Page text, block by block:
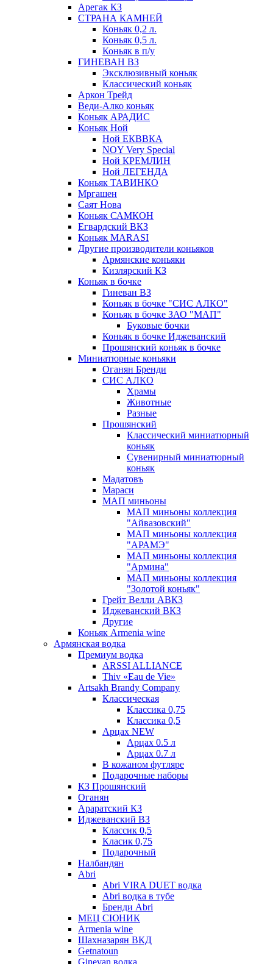
Арегак КЗ
СТРАНА КАМНЕЙ
Коньяк 0,2 л.
Коньяк 0,5 л.
Коньяк в п/у
ГИНЕВАН ВЗ
Эксклюзивный коньяк
Классический коньяк
Аркон Трейд
Веди-Алко коньяк
Коньяк АРАДИС
Коньяк Ной
Ной ЕКВВКА
NOY Very Special
Ной КРЕМЛИН
Ной ЛЕГЕНДА
Коньяк ТАВИНКО
Мргашен
Саят Нова
Коньяк САМКОН
Егвардский ВКЗ
Коньяк MARASI
Другие производители коньяков
Армянские коньяки
Кизлярский КЗ
Коньяк в бочке
Гиневан ВЗ
Коньяк в бочке "СИС АЛКО"
Коньяк в бочке ЗАО "МАП"
Буковые бочки
Коньяк в бочке Иджеванский
Прошянский коньяк в бочке
Миниатюрные коньяки
Оганян Бренди
СИС АЛКО
Храмы
Животные
Разные
Прошянский
Классический миниатюрный
коньяк
Сувенирный миниатюрный
коньяк
Мадатовъ
Мараси
МАП миньоны
МАП миньоны коллекция
"Айвазовский"
МАП миньоны коллекция
"АРАМЭ"
МАП миньоны коллекция
"Армина"
МАП миньоны коллекция
"Золотой коньяк"
Грейт Велли АВКЗ
Иджеванский ВКЗ
Другие
Коньяк Armenia wine
Армянская водка
Премиум водка
ARSSI ALLIANCE
Thiv «Eau de Vie»
Artsakh Brandy Company
Классическая
Классика 0,75
Классика 0,5
Арцах NEW
Арцах 0.5 л
Арцах 0.7 л
В кожаном футляре
Подарочные наборы
КЗ Прошянский
Оганян
Араратский КЗ
Иджеванский ВЗ
Классик 0,5
Класик 0,75
Подарочный
Налбандян
Abri
Abri VIRA DUET водка
Abri водка в тубе
Бренди Abri
МЕЦ СЮНИК
Armenia wine
Шахназарян ВКД
Getnatoun
Ginevan водка